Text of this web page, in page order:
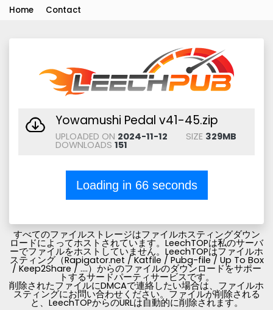
Home Contact
Yowamushi Pedal v41-45.zip
UPLOADED ON 2024-11-12 SIZE 329MB
DOWNLOADS 151
Loading in 66seconds
すべてのファイルストレージはファイルホスティングダウン
ロードによってホストされています。LeechTOPは私のサーバ
ーでファイルをホストしていません。LeechTOPはファイルホ
スティング（Rapigator.net / Katfile / Pubg-file / Up To Box
/ Keep2Share / ....）からのファイルのダウンロードをサポー
トするサードパーティサービスです。
削除されたファイルにDMCAで連絡したい場合は、ファイルホ
スティングにお問い合わせください。ファイルが削除される
と、LeechTOPからのURLは自動的に削除されます。